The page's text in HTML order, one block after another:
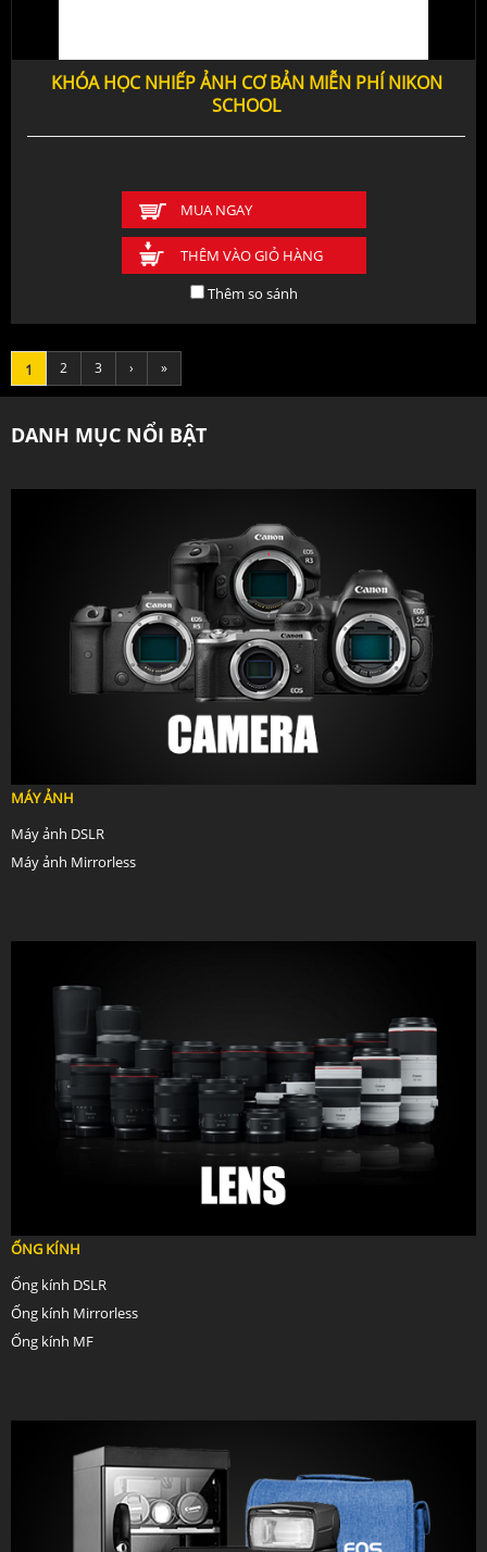
KHÓA HỌC NHIẾP ẢNH CƠ BẢN MIỄN PHÍ NIKON
SCHOOL
MUA NGAY
THÊM VÀO GIỎ HÀNG
Thêm so sánh
1 2 3 › »
DANH MỤC NỔI BẬT
MÁY ẢNH
Máy ảnh DSLR
Máy ảnh Mirrorless
ỐNG KÍNH
Ống kính DSLR
Ống kính Mirrorless
Ống kính MF